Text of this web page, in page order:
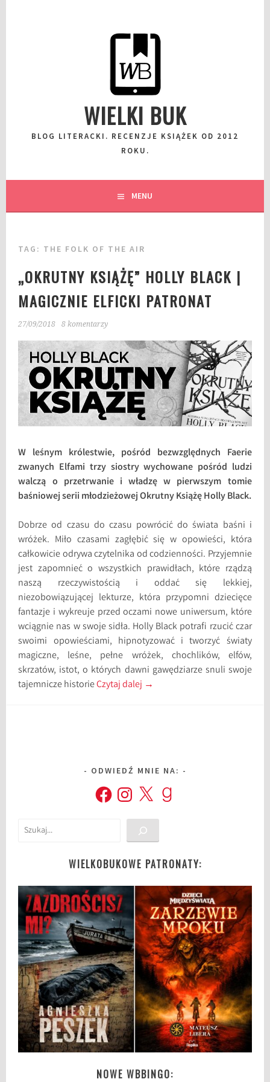
WIELKI BUK
BLOG LITERACKI. RECENZJE KSIĄŻEK OD 2012
ROKU.
MENU
TAG: THE FOLK OF THE AIR
„OKRUTNY KSIĄŻĘ” HOLLY BLACK |
MAGICZNIE ELFICKI PATRONAT
27/09/2018 8 komentarzy
W leśnym królestwie, pośród bezwzględnych Faerie
zwanych Elfami trzy siostry wychowane pośród ludzi
walczą o przetrwanie i władzę w pierwszym tomie
baśniowej serii młodzieżowej Okrutny Książę Holly Black.
Dobrze od czasu do czasu powrócić do świata baśni i
wróżek. Miło czasami zagłębić się w opowieści, która
całkowicie odrywa czytelnika od codzienności. Przyjemnie
jest zapomnieć o wszystkich prawidłach, które rządzą
naszą rzeczywistością i oddać się lekkiej,
niezobowiązującej lekturze, która przypomni dziecięce
fantazje i wykreuje przed oczami nowe uniwersum, które
wciągnie nas w swoje sidła. Holly Black potrafi rzucić czar
swoimi opowieściami, hipnotyzować i tworzyć światy
magiczne, leśne, pełne wróżek, chochlików, elfów,
skrzatów, istot, o których dawni gawędziarze snuli swoje
tajemnicze historieCzytaj dalej →
ODWIEDŹ MNIE NA:
FacebookInstagram
X Goodreads
Szukaj
WIELKOBUKOWE PATRONATY:
NOWE WBBINGO: